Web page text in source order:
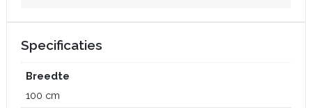
Specificaties
Breedte
100 cm